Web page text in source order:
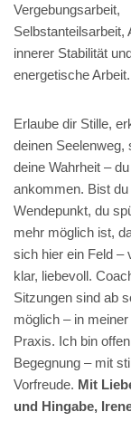
Vergebungsarbeit,
Selbstanteilsarbeit,
innerer Stabilität
energetische Arbeit.
Erlaube dir Stille,
deinen Seelenweg,
deine Wahrheit –
ankommen. Bist du
Wendepunkt, du
mehr möglich ist,
sich hier ein Feld –
klar, liebevoll.
Sitzungen sind ab
möglich – in
Praxis. Ich bin
Begegnung – mit
Vorfreude. Mit
und Hingabe,